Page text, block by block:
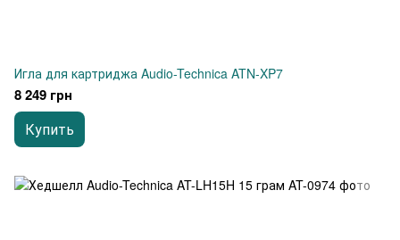
Игла для картриджа Audio-Technica ATN-XP7
8 249 грн
Купить